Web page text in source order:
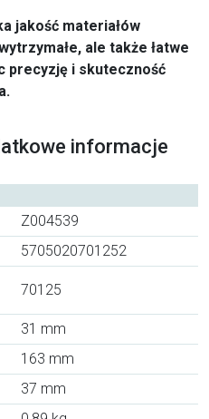
jakość materiałów
ale także łatwe
precyzję i skuteczność
informacje
Z004539
5705020701252
70125
31 mm
163 mm
37 mm